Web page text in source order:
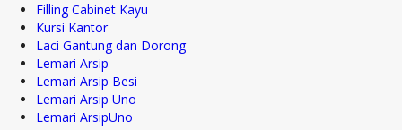
Filling Cabinet Kayu
Kursi Kantor
Laci Gantung dan Dorong
Lemari Arsip
Lemari Arsip Besi
Lemari Arsip Uno
Lemari ArsipUno